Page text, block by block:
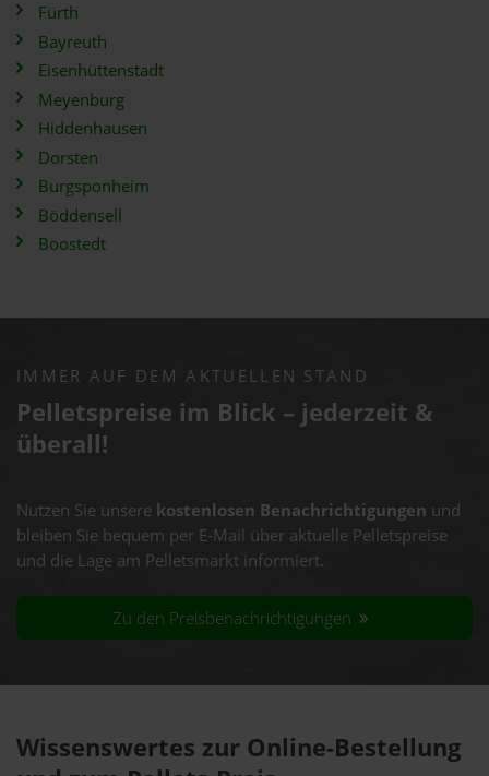
Fürth
Bayreuth
Eisenhüttenstadt
Meyenburg
Hiddenhausen
Dorsten
Burgsponheim
Böddensell
Boostedt
IMMER AUF DEM AKTUELLEN STAND
Pelletspreise im Blick – jederzeit &
überall!
Nutzen Sie unsere kostenlosen Benachrichtigungen und
bleiben Sie bequem per E-Mail über aktuelle Pelletspreise
und die Lage am Pelletsmarkt informiert.
Zu den Preisbenachrichtigungen
Wissenswertes zur Online-Bestellung